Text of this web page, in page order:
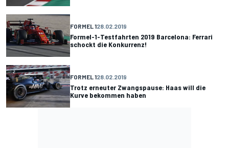
FORMEL 128.02.2019
Formel-1-Testfahrten 2019 Barcelona: Ferrari
schockt die Konkurrenz!
FORMEL 128.02.2019
Trotz erneuter Zwangspause: Haas will die
Kurve bekommen haben